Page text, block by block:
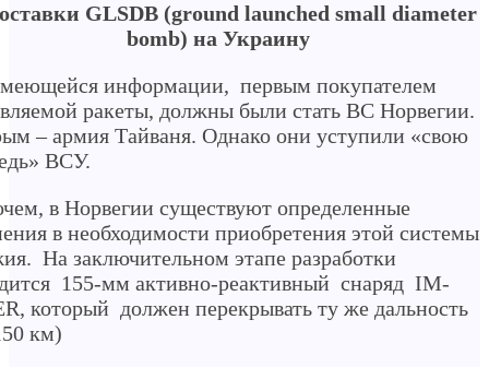
GLSDB (ground launched small diameter
bomb) на Украину
информации, первым покупателем
ракеты, должны были стать ВС Норвегии.
– армия Тайваня. Однако они уступили «свою
ВСУ.
в Норвегии существуют определенные
в необходимости приобретения этой системы
На заключительном этапе разработки
155-мм активно-реактивный снаряд IM-
который должен перекрывать ту же дальность
км)